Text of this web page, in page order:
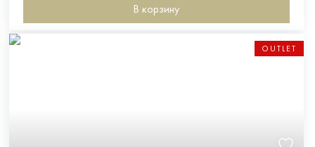
В корзину
OUTLET